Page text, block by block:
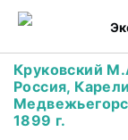
Круковский
Россия,
1899 г.